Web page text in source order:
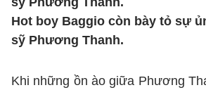
Hot boy Baggio còn bày tỏ sự
sỹ Phương Thanh.
Khi những ồn ào giữa Phương